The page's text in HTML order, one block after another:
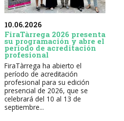
10.06.2026
FiraTàrrega 2026 presenta
su programación y abre el
período de acreditación
profesional
FiraTàrrega ha abierto el
período de acreditación
profesional para su edición
presencial de 2026, que se
celebrará del 10 al 13 de
septiembre...